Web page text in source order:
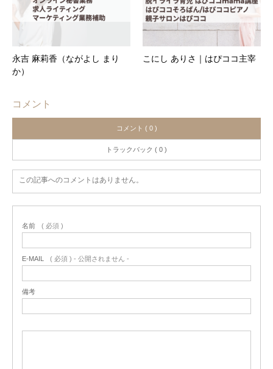
永吉 麻莉香（ながよし まり
か）
こにし ありさ｜はぴココ主宰
コメント
コメント ( 0 )
トラックバック ( 0 )
この記事へのコメントはありません。
名前 ( 必須 )
E-MAIL ( 必須 ) - 公開されません -
備考